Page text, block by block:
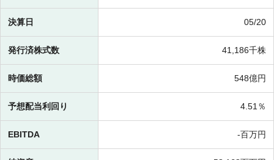
決算日 05/20
発行済株式数 41,186千株
時価総額 548億円
予想配当利回り 4.51％
EBITDA -百万円